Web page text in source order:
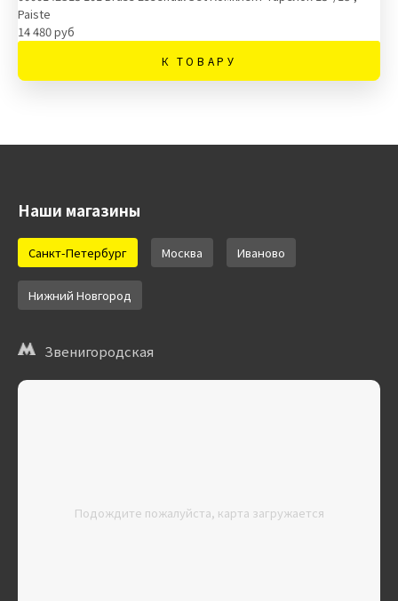
Paiste
14 480 руб
К ТОВАРУ
Наши магазины
Санкт-Петербург Москва Иваново
Нижний Новгород
Звенигородская
Подождите пожалуйста, карта загружается